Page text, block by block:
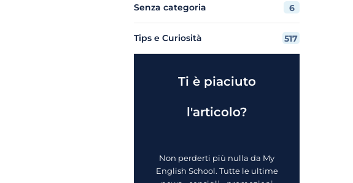
Senza categoria 6
Tips e Curiosità 517
Ti è piaciuto
l'articolo?
Non perderti più nulla da My
English School. Tutte le ultime